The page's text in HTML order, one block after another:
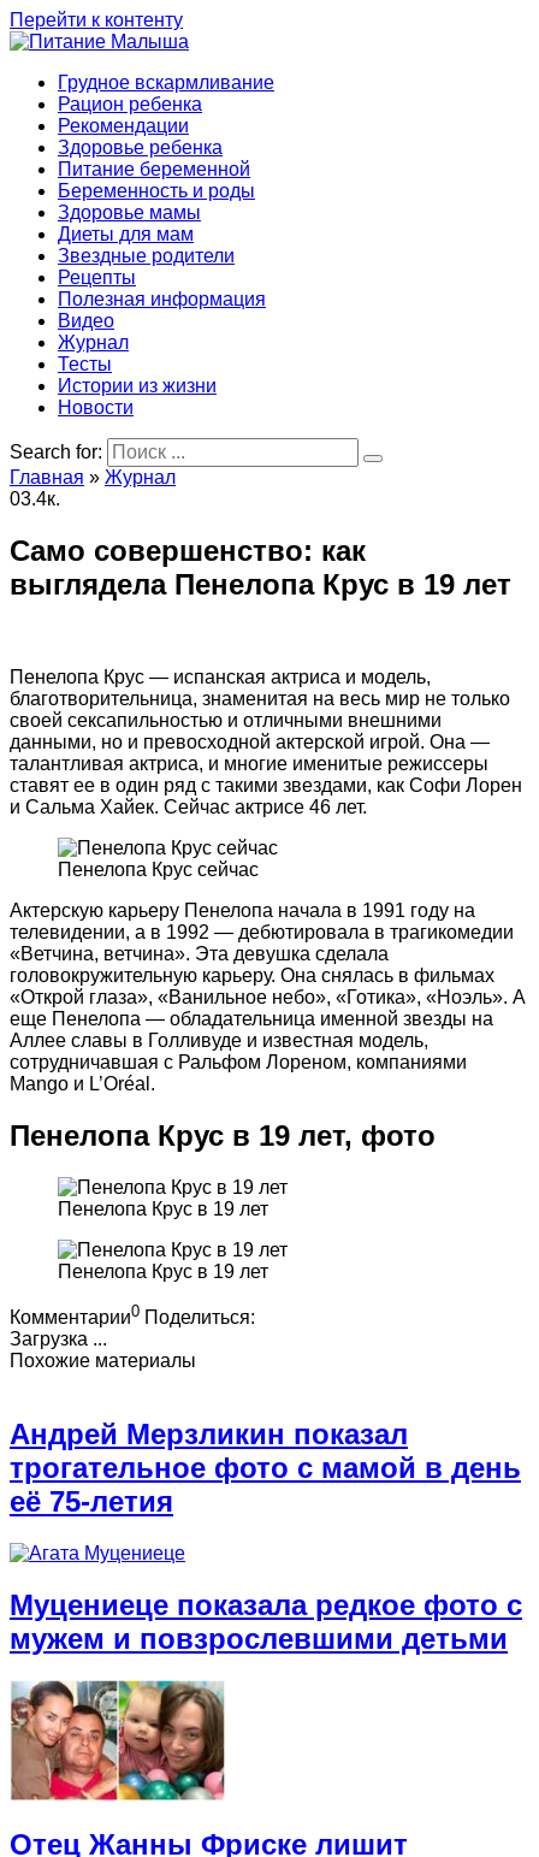
Перейти к контенту
Грудное вскармливание
Рацион ребенка
Рекомендации
Здоровье ребенка
Питание беременной
Беременность и роды
Здоровье мамы
Диеты для мам
Звездные родители
Рецепты
Полезная информация
Видео
Журнал
Тесты
Истории из жизни
Новости
Search for:
Главная » Журнал
03.4к.
Само совершенство: как
выглядела Пенелопа Крус в 19 лет
Пенелопа Крус — испанская актриса и модель,
благотворительница, знаменитая на весь мир не только
своей сексапильностью и отличными внешними
данными, но и превосходной актерской игрой. Она —
талантливая актриса, и многие именитые режиссеры
ставят ее в один ряд с такими звездами, как Софи Лорен
и Сальма Хайек. Сейчас актрисе 46 лет.
Пенелопа Крус сейчас
Актерскую карьеру Пенелопа начала в 1991 году на
телевидении, а в 1992 — дебютировала в трагикомедии
«Ветчина, ветчина». Эта девушка сделала
головокружительную карьеру. Она снялась в фильмах
«Открой глаза», «Ванильное небо», «Готика», «Ноэль». А
еще Пенелопа — обладательница именной звезды на
Аллее славы в Голливуде и известная модель,
сотрудничавшая с Ральфом Лореном, компаниями
Mango и L’Oréal.
Пенелопа Крус в 19 лет, фото
Пенелопа Крус в 19 лет
Пенелопа Крус в 19 лет
Комментарии0 Поделиться:
Загрузка ...
Похожие материалы
Андрей Мерзликин показал
трогательное фото с мамой в день
её 75-летия
Муцениеце показала редкое фото с
мужем и повзрослевшими детьми
Отец Жанны Фриске лишит